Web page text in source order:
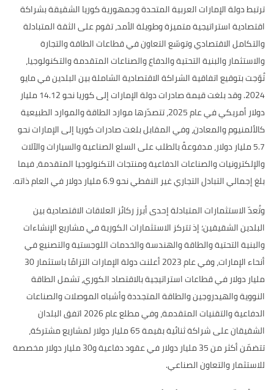
ترتبط دولة الإمارات العربية المتحدة وجمهورية كوريا الشقيقة بشراكة
اقتصادية استراتيجية متميزة وطويلة الأمد، تقوم على الثقة المتبادلة
والتكامل الاقتصادي وتوسّع التعاون في قطاعات الطاقة والتجارة
والاستثمار والبنية التحتية والدفاع والصناعات المتقدمة والتكنولوجيا،
تُوّجت بتوقيع اتفاقية الشراكة الاقتصادية الشاملة بين البلدين في مايو
2024. وقد بلغت قيمة صادرات دولة الإمارات إلى كوريا نحو 14.12 مليار
دولار أمريكي في عام 2025، تتصدّرها موارد الطاقة والموارد الطبيعية
كالألمنيوم والمعادن، وفي المقابل بلغت صادرات كوريا إلى الإمارات نحو
5.7 مليار دولار، مدفوعةً بالطلب على السلع الصناعية والسيارات والآلات
والإلكترونيات والصناعات الدفاعية ومنتجات التكنولوجيا المتقدمة، فيما
بلغ إجمالي التبادل التجاري غير النفطي نحو 6.9 مليار دولار في العام ذاته.
وتُعدّ الاستثمارات المتبادلة إحدى أبرز ركائز العلاقات الاقتصادية بين
البلدين الشقيقين؛ إذ تتركز الاستثمارات الكورية في مشاريع الإنشاءات
والبنية التحتية والطاقة والهندسة والخدمات اللوجستية والتصنيع في
أنحاء الإمارات، وفي عام 2023 أعلنت دولة الإمارات التزامًا باستثمار 30
مليار دولار في قطاعات استراتيجية بالاقتصاد الكوري، تشمل الطاقة
النووية والهيدروجين والطاقة المتجددة وأشباه الموصلات والصناعات
الدفاعية والتقنيات المتقدمة، وفي مطلع عام 2026 اتفق البلدان
الشقيقان على شراكة ثنائية بقيمة 65 مليار دولار لمشاريع مشتركة،
تتضمّن أكثر من 35 مليار دولار في عقود دفاعية و30 مليار دولار مخصصة
للاستثمار والتعاون الصناعي.